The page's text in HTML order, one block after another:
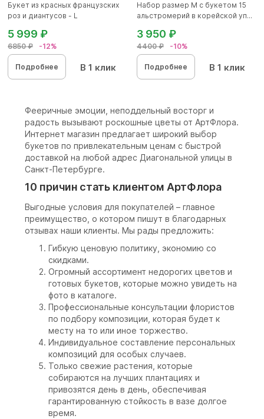
Букет из красных французских
роз и диантусов - L
6850 ₽ -12%
5 999 ₽
Подробнее В 1 клик
Набор размер M с букетом 15
альстромерий в корейской уп...
4400 ₽ -10%
3 950 ₽
Подробнее В 1 клик
Фееричные эмоции, неподдельный восторг и
радость вызывают роскошные цветы от АртФлора.
Интернет магазин предлагает широкий выбор
букетов по привлекательным ценам с быстрой
доставкой на любой адрес Диагональной улицы в
Санкт-Петербурге.
10 причин стать клиентом АртФлора
Выгодные условия для покупателей – главное
преимущество, о котором пишут в благодарных
отзывах наши клиенты. Мы рады предложить:
Гибкую ценовую политику, экономию со
скидками.
Огромный ассортимент недорогих цветов и
готовых букетов, которые можно увидеть на
фото в каталоге.
Профессиональные консультации флористов
по подбору композиции, которая будет к
месту на то или иное торжество.
Индивидуальное составление персональных
композиций для особых случаев.
Только свежие растения, которые
собираются на лучших плантациях и
привозятся день в день, обеспечивая
гарантированную стойкость в вазе долгое
время.